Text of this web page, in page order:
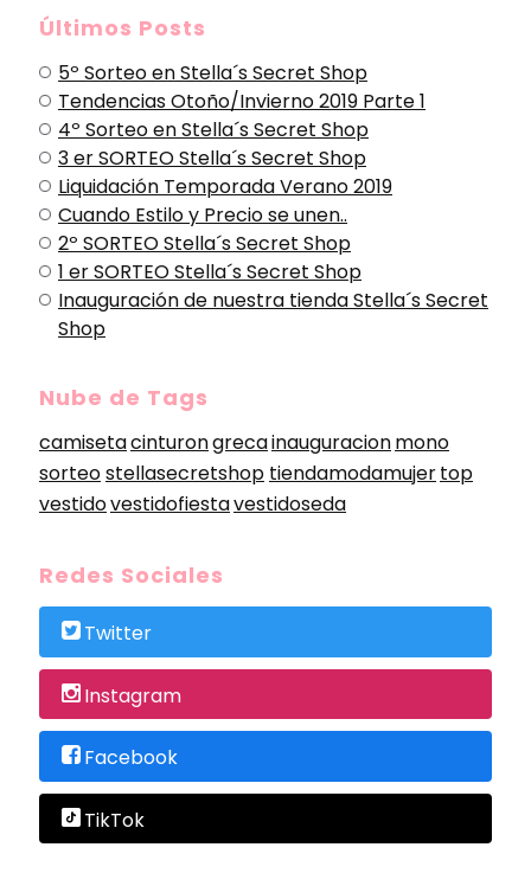
Últimos Posts
5º Sorteo en Stella´s Secret Shop
Tendencias Otoño/Invierno 2019 Parte 1
4º Sorteo en Stella´s Secret Shop
3 er SORTEO Stella´s Secret Shop
Liquidación Temporada Verano 2019
Cuando Estilo y Precio se unen..
2º SORTEO Stella´s Secret Shop
1 er SORTEO Stella´s Secret Shop
Inauguración de nuestra tienda Stella´s Secret
Shop
Nube de Tags
camisetacinturongrecainauguracionmono
sorteostellasecretshop tiendamodamujertop
vestidovestidofiestavestidoseda
Redes Sociales
Twitter
Instagram
Facebook
TikTok